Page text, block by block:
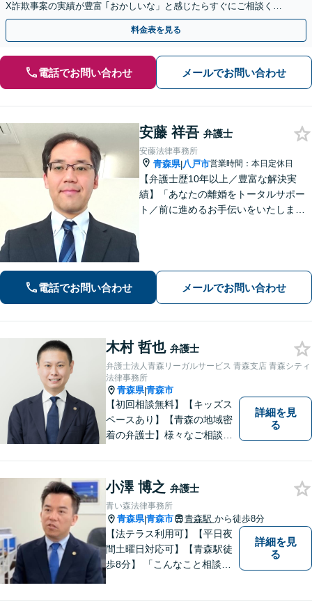
X詐欺事案の実績が豊富 ｢おかしいな」と感じたらすぐにご相談くだ
さい。
料金表を見る
電話でお問い合わせ メールでお問い合わせ
安藤 祥吾 弁護士
安藤法律事務所
青森県|八戸市営業時間：本日定休日
【弁護士歴10年以上／豊富な解決実
績】「あなたの離婚をトータルサポー
ト／前に進めるお手伝いをいたしま
い」【秘密厳守】【休日・夜間相談あ
電話でお問い合わせ メールでお問い合わせ
木村 哲也 弁護士
弁護士法人青森リーガルサービス 青森支店 青森シティ
法律事務所
青森県|青森市
【初回相談無料】【キッズス
ペースあり】【青森の地域密
着の弁護士】様々なご相談・
詳細を見
る
小澤 博之 弁護士
青い森法律事務所
青森県|青森市 青森駅 から徒歩8分
【法テラス利用可】【平日夜
間土曜日対応可】【青森駅徒
歩8分】 「こんなこと相談し
詳細を見
る